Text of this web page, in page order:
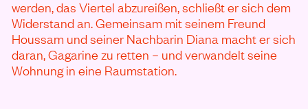
werden, das Viertel abzureißen, schließt er sich dem
Widerstand an. Gemeinsam mit seinem Freund
Houssam und seiner Nachbarin Diana macht er sich
daran, Gagarine zu retten – und verwandelt seine
Wohnung in eine Raumstation.